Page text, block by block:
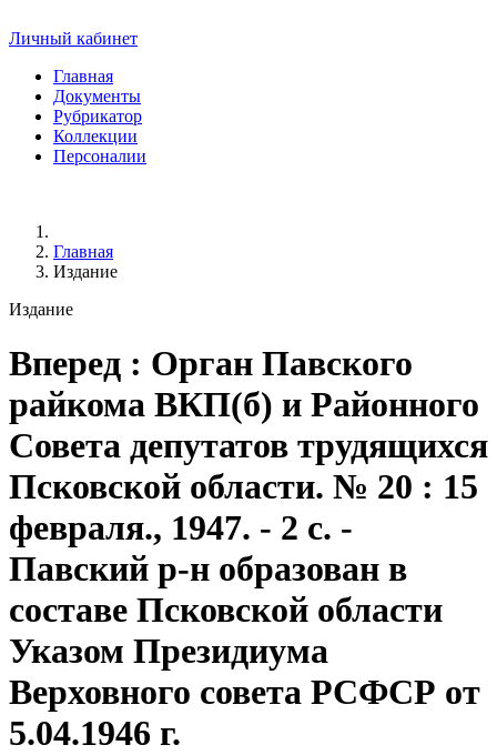
Личный кабинет
Главная
Документы
Рубрикатор
Коллекции
Персоналии
Главная
Издание
Издание
Вперед : Орган Павского
райкома ВКП(б) и Районного
Совета депутатов трудящихся
Псковской области. № 20 : 15
февраля., 1947. - 2 с. -
Павский р-н образован в
составе Псковской области
Указом Президиума
Верховного совета РСФСР от
5.04.1946 г.